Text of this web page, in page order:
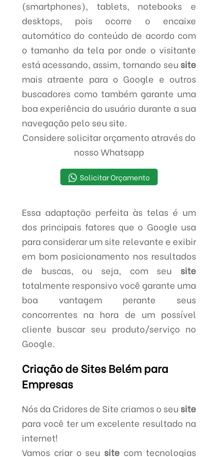
(smartphones), tablets, notebooks e
desktops, pois ocorre o encaixe
automático do conteúdo de acordo com
o tamanho da tela por onde o visitante
está acessando, assim, tornando seu site
mais atraente para o Google e outros
buscadores como também garante uma
boa experiência do usuário durante a sua
navegação pelo seu site.
Considere solicitar orçamento através do
nosso Whatsapp
Solicitar Orçamento
Essa adaptação perfeita às telas é um
dos principais fatores que o Google usa
para considerar um site relevante e exibir
em bom posicionamento nos resultados
de buscas, ou seja, com seu site
totalmente responsivo você garante uma
boa vantagem perante seus
concorrentes na hora de um possível
cliente buscar seu produto/serviço no
Google.
Criação de Sites Belém para
Empresas
Nós da Cridores de Site criamos o seu site
para você ter um excelente resultado na
internet!
Vamos criar o seu site com tecnologias